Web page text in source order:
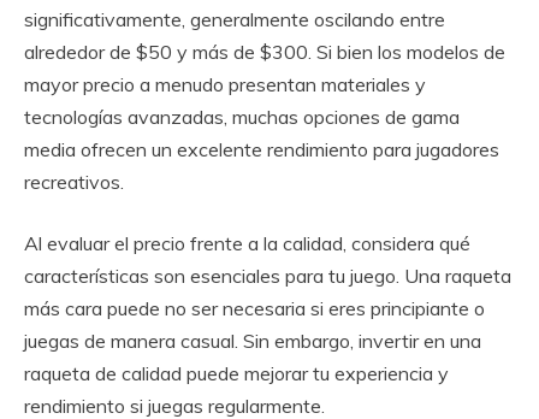
significativamente, generalmente oscilando entre
alrededor de $50 y más de $300. Si bien los modelos de
mayor precio a menudo presentan materiales y
tecnologías avanzadas, muchas opciones de gama
media ofrecen un excelente rendimiento para jugadores
recreativos.
Al evaluar el precio frente a la calidad, considera qué
características son esenciales para tu juego. Una raqueta
más cara puede no ser necesaria si eres principiante o
juegas de manera casual. Sin embargo, invertir en una
raqueta de calidad puede mejorar tu experiencia y
rendimiento si juegas regularmente.